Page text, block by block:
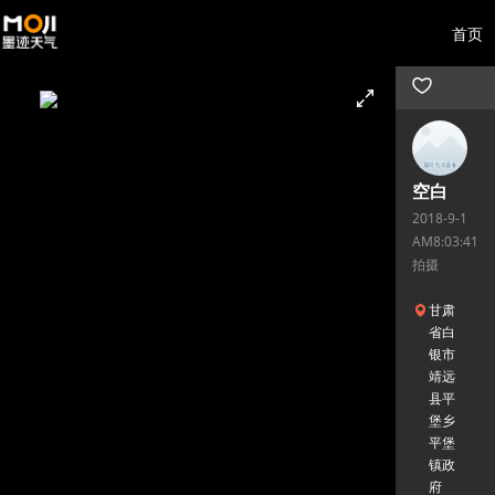
首页
空白
2018-9-1
AM8:03:41
拍摄
甘肃
省白
银市
靖远
县平
堡乡
平堡
镇政
府